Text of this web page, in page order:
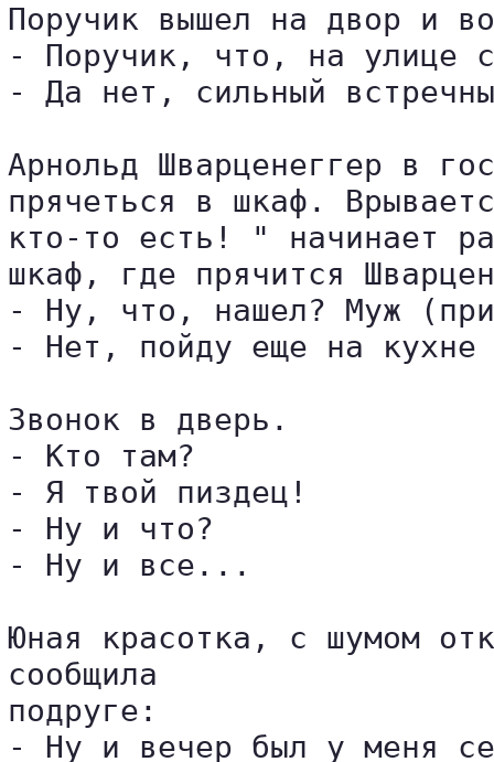
Поручик вышел на двор и
- Поручик, что, на улице
- Да нет, сильный
Арнольд Шварценеггер в
прячеться в шкаф.
кто-то есть! " начинает
шкаф, где прячится
- Ну, что, нашел? Муж
- Нет, пойду еще на
Звонок в дверь.
- Кто там?
- Я твой пиздец!
- Ну и что?
- Ну и все...
Юная красотка, с шумом
сообщила
подруге:
- Ну и вечер был у меня